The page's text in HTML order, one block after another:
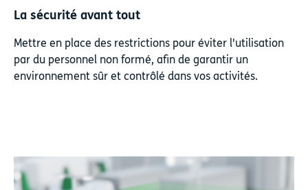
La sécurité avant tout
Mettre en place des restrictions pour éviter l'utilisation
par du personnel non formé, afin de garantir un
environnement sûr et contrôlé dans vos activités.